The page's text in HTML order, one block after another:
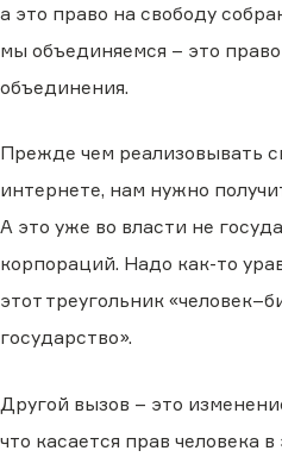
а это право на свободу
мы объединяемся – это
объединения.
Прежде чем реализовывать
интернете, нам нужно
А это уже во власти не
корпораций. Надо как-то
этот треугольник
государство».
Другой вызов – это
что касается прав человека